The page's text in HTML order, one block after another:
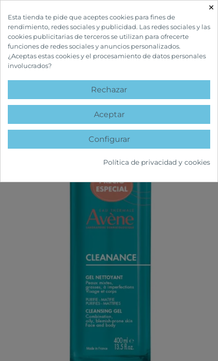
INICIO CUIDADOS FACIALES
favorite
×
Esta tienda te pide que aceptes cookies para fines de
rendimiento, redes sociales y publicidad. Las redes sociales y las
cookies publicitarias de terceros se utilizan para ofrecerte
funciones de redes sociales y anuncios personalizados.
¿Aceptas estas cookies y el procesamiento de datos personales
involucrados?
Rechazar
Aceptar
Configurar
Política de privacidad y cookies